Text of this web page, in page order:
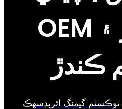
OEM ٺاهيندڙ ۽
ڪندڙ
ڪسٽم گيمنگ ائربڊسهڪ